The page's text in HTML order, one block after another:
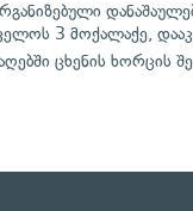
3 მოქალაქე,
ცხენის ხორცის